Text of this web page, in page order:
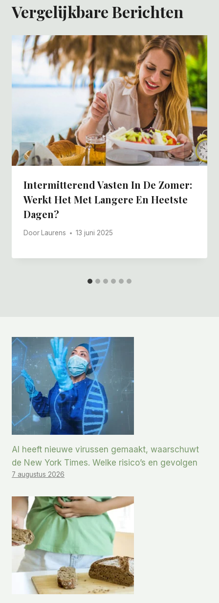
Vergelijkbare Berichten
Intermitterend Vasten In De Zomer:
Werkt Het Met Langere En Heetste
Dagen?
Door Laurens 13 juni 2025
AI heeft nieuwe virussen gemaakt, waarschuwt
de New York Times. Welke risico’s en gevolgen
7 augustus 2026